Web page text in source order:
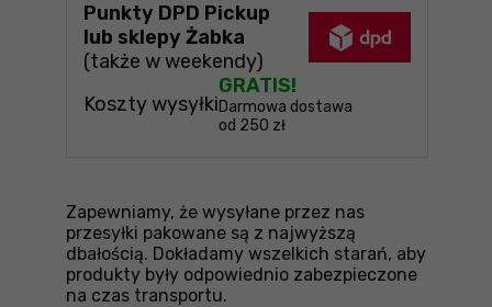
Punkty DPD Pickup
lub sklepy Żabka
(także w weekendy)
Koszty wysyłki
GRATIS!
Darmowa dostawa
od 250 zł
Zapewniamy, że wysyłane przez nas
przesyłki pakowane są z najwyższą
dbałością. Dokładamy wszelkich starań, aby
produkty były odpowiednio zabezpieczone
na czas transportu.